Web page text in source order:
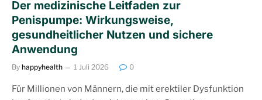
Der medizinische Leitfaden zur
Penispumpe: Wirkungsweise,
gesundheitlicher Nutzen und sichere
Anwendung
By happyhealth 1 Juli 2026 0
Für Millionen von Männern, die mit erektiler Dysfunktion